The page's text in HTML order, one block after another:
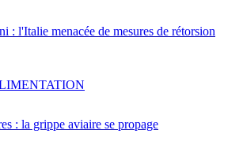
: l'Italie menacée de mesures de rétorsion
: la grippe aviaire se propage